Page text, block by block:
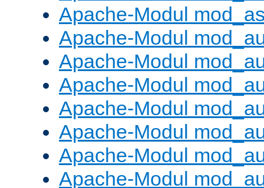
Apache-Modul
Apache-Modul
Apache-Modul
Apache-Modul
Apache-Modul
Apache-Modul
Apache-Modul
Apache-Modul